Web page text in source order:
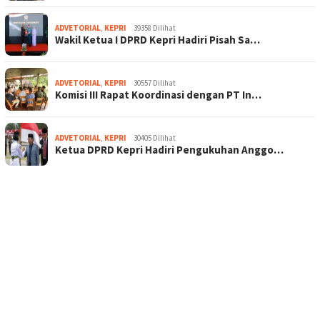
ADVETORIAL, KEPRI 39358 Dilihat
Wakil Ketua I DPRD Kepri Hadiri Pisah Sa…
ADVETORIAL, KEPRI 30557 Dilihat
Komisi III Rapat Koordinasi dengan PT In…
ADVETORIAL, KEPRI 30405 Dilihat
Ketua DPRD Kepri Hadiri Pengukuhan Anggo…